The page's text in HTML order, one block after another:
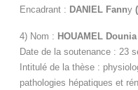
Encadrant : DANIEL Fanny
4) Nom : HOUAMEL Dounia
Date de la soutenance : 23
Intitulé de la thèse :
pathologies hépatiques et